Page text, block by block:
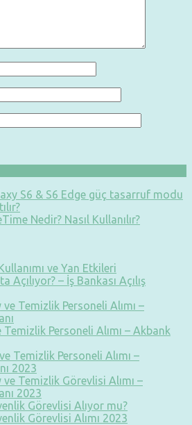
S6 & S6 Edge güç tasarruf modu
Nedir? Nasıl Kullanılır?
ve Yan Etkileri
Açılıyor? – İş Bankası Açılış
Temizlik Personeli Alımı –
Personeli Alımı – Akbank
Temizlik Personeli Alımı –
2023
Temizlik Görevlisi Alımı –
2023
Görevlisi Alıyor mu?
Görevlisi Alımı 2023